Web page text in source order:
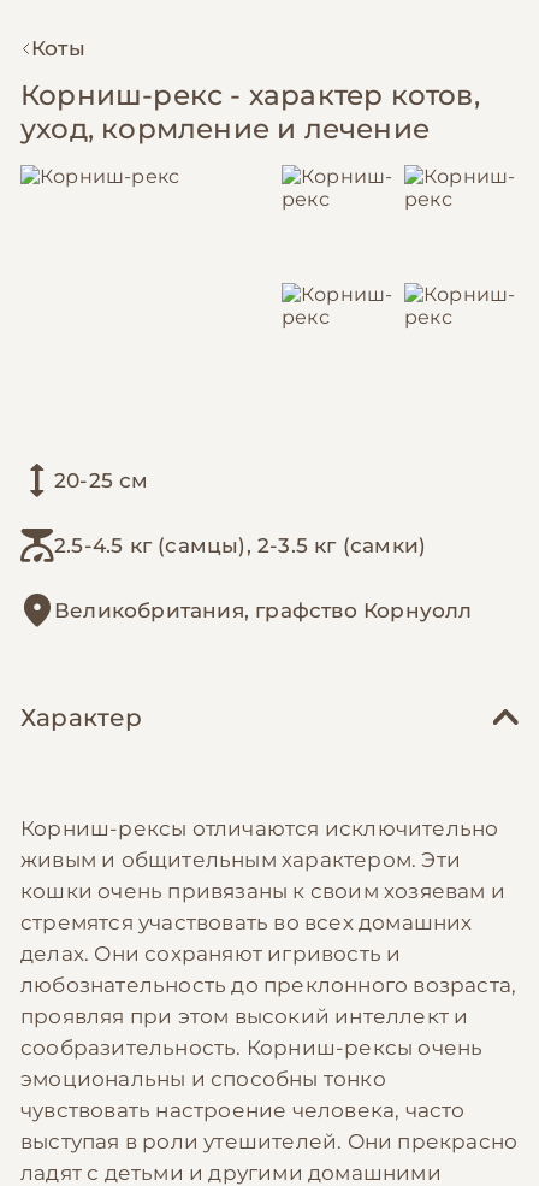
Коты
Корниш-рекс - характер котов,
уход, кормление и лечение
20-25 см
2.5-4.5 кг (самцы), 2-3.5 кг (самки)
Великобритания, графство Корнуолл
Характер
Корниш-рексы отличаются исключительно
живым и общительным характером. Эти
кошки очень привязаны к своим хозяевам и
стремятся участвовать во всех домашних
делах. Они сохраняют игривость и
любознательность до преклонного возраста,
проявляя при этом высокий интеллект и
сообразительность. Корниш-рексы очень
эмоциональны и способны тонко
чувствовать настроение человека, часто
выступая в роли утешителей. Они прекрасно
ладят с детьми и другими домашними